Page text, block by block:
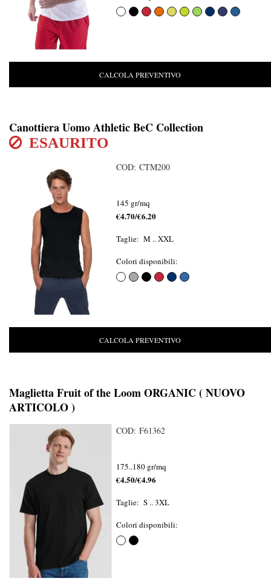
CALCOLA PREVENTIVO
Canottiera Uomo Athletic BeC Collection
ESAURITO
COD: CTM200
145 gr/mq
€4.70/€6.20
Taglie: M .. XXL
Colori disponibili:
CALCOLA PREVENTIVO
Maglietta Fruit of the Loom ORGANIC ( NUOVO
ARTICOLO )
COD: F61362
175..180 gr/mq
€4.50/€4.96
Taglie: S .. 3XL
Colori disponibili: